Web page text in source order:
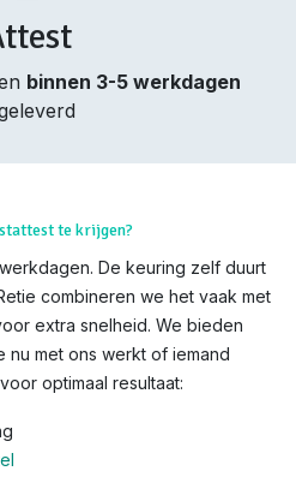
binnen 3-5 werkdagen
te krijgen?
De keuring zelf duurt
combineren we het vaak met
extra snelheid. We bieden
met ons werkt of iemand
optimaal resultaat: